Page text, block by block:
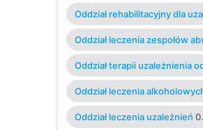
Oddział rehabilitacyjny dla
Oddział leczenia zespołów
(detoksykacja) 1
Oddział terapii uzależnienia
Oddział leczenia
Oddział leczenia uzależnień